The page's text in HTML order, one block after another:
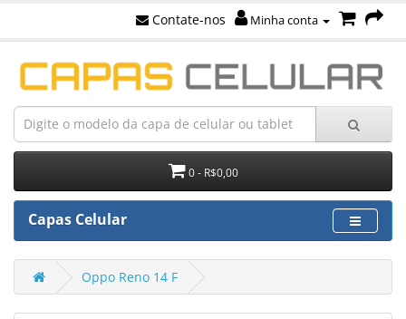
Contate-nos Minha conta
0 - R$0,00
Capas Celular
Oppo Reno 14 F